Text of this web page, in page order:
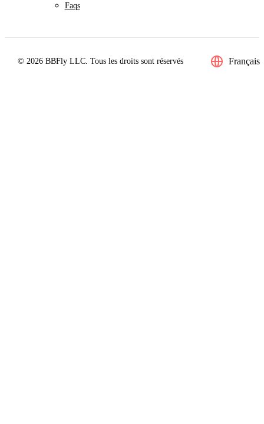
Faqs
© 2026 BBFly LLC. Tous les droits sont réservés Français